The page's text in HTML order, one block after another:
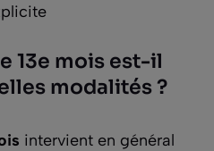
13e mois est-il
modalités ?
intervient en général